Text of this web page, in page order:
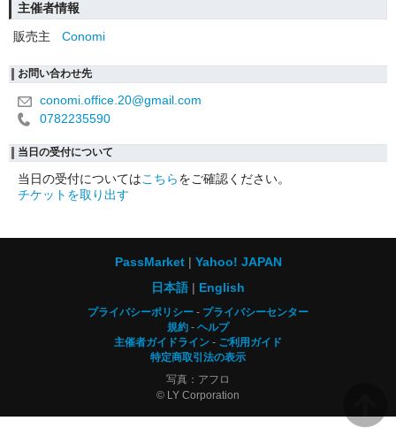
主催者情報
販売主
Conomi
お問い合わせ先
conomi.office.20@gmail.com
0782235590
当日の受付について
当日の受付についてはこちらをご確認ください。
チケットを取り出す
PassMarket
Yahoo! JAPAN
日本語
English
プライバシーポリシー
プライバシーセンター
規約
ヘルプ
主催者ガイドライン
ご利用ガイド
特定商取引法の表示
写真：アフロ
© LY Corporation